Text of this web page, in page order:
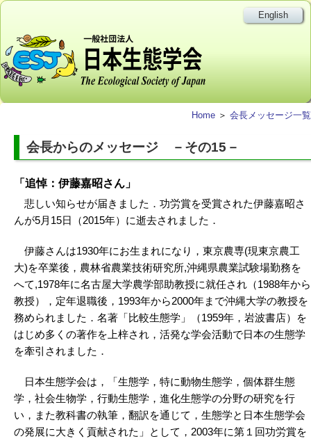
English
Home ＞ 会長メッセージ一覧
会長からのメッセージ －その15－
「追悼：伊藤嘉昭さん」
悲しい知らせが届きました．功労賞を受賞された伊藤嘉昭さ
んが5月15日（2015年）に逝去されました．
伊藤さんは1930年にお生まれになり，東京農専(現東京農工
大)を卒業後，農林省農業技術研究所,沖縄県農業試験場勤務を
へて,1978年に名古屋大学農学部助教授に就任され（1988年から
教授），定年退職後，1993年から2000年まで沖縄大学の教授を
務められました．名著「比較生態学」（1959年，岩波書店）を
はじめ多くの著作を上梓され，活発な学会活動で日本の生態学
を牽引されました．
日本生態学会は，「生態学，特に動物生態学，個体群生態
学，社会生物学，行動生態学，進化生態学の分野の研究を行
い，また教科書の執筆，翻訳を通じて，生態学と日本生態学会
の発展に大きく貢献された」として，2003年に第１回功労賞を